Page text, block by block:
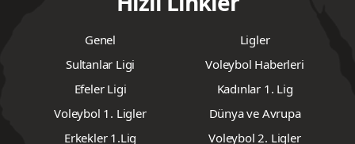
Genel
Ligler
Sultanlar Ligi
Voleybol Haberleri
Efeler Ligi
Kadınlar 1. Lig
Voleybol 1. Ligler
Dünya ve Avrupa
Erkekler 1.Lig
Voleybol 2. Ligler